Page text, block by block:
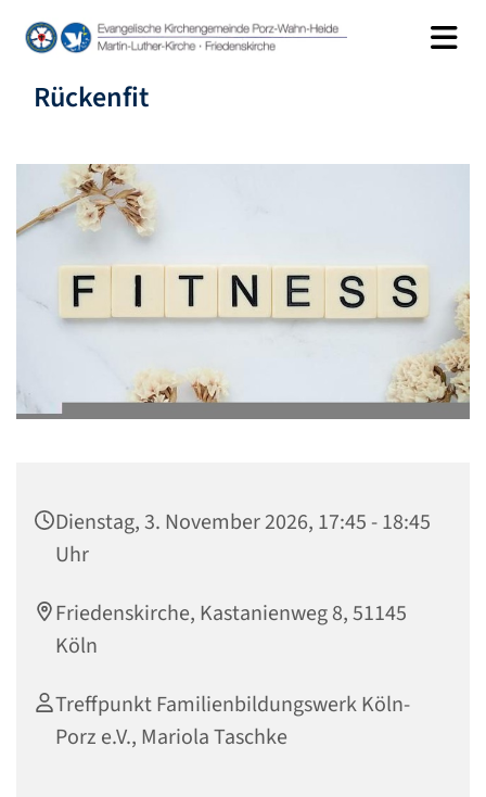
Rückenfit
Dienstag, 3. November 2026, 17:45 - 18:45
Uhr
Friedenskirche, Kastanienweg 8, 51145
Köln
Treffpunkt Familienbildungswerk Köln-
Porz e.V., Mariola Taschke